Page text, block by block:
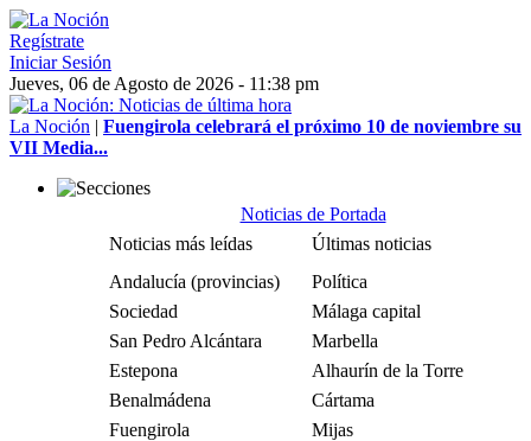
Regístrate
Iniciar Sesión
Jueves, 06 de Agosto de 2026 - 11:38 pm
La Noción | Fuengirola celebrará el próximo 10 de noviembre su
VII Media...
Noticias de Portada
Noticias más leídas
Últimas noticias
Andalucía (provincias)
Política
Sociedad
Málaga capital
San Pedro Alcántara
Marbella
Estepona
Alhaurín de la Torre
Benalmádena
Cártama
Fuengirola
Mijas